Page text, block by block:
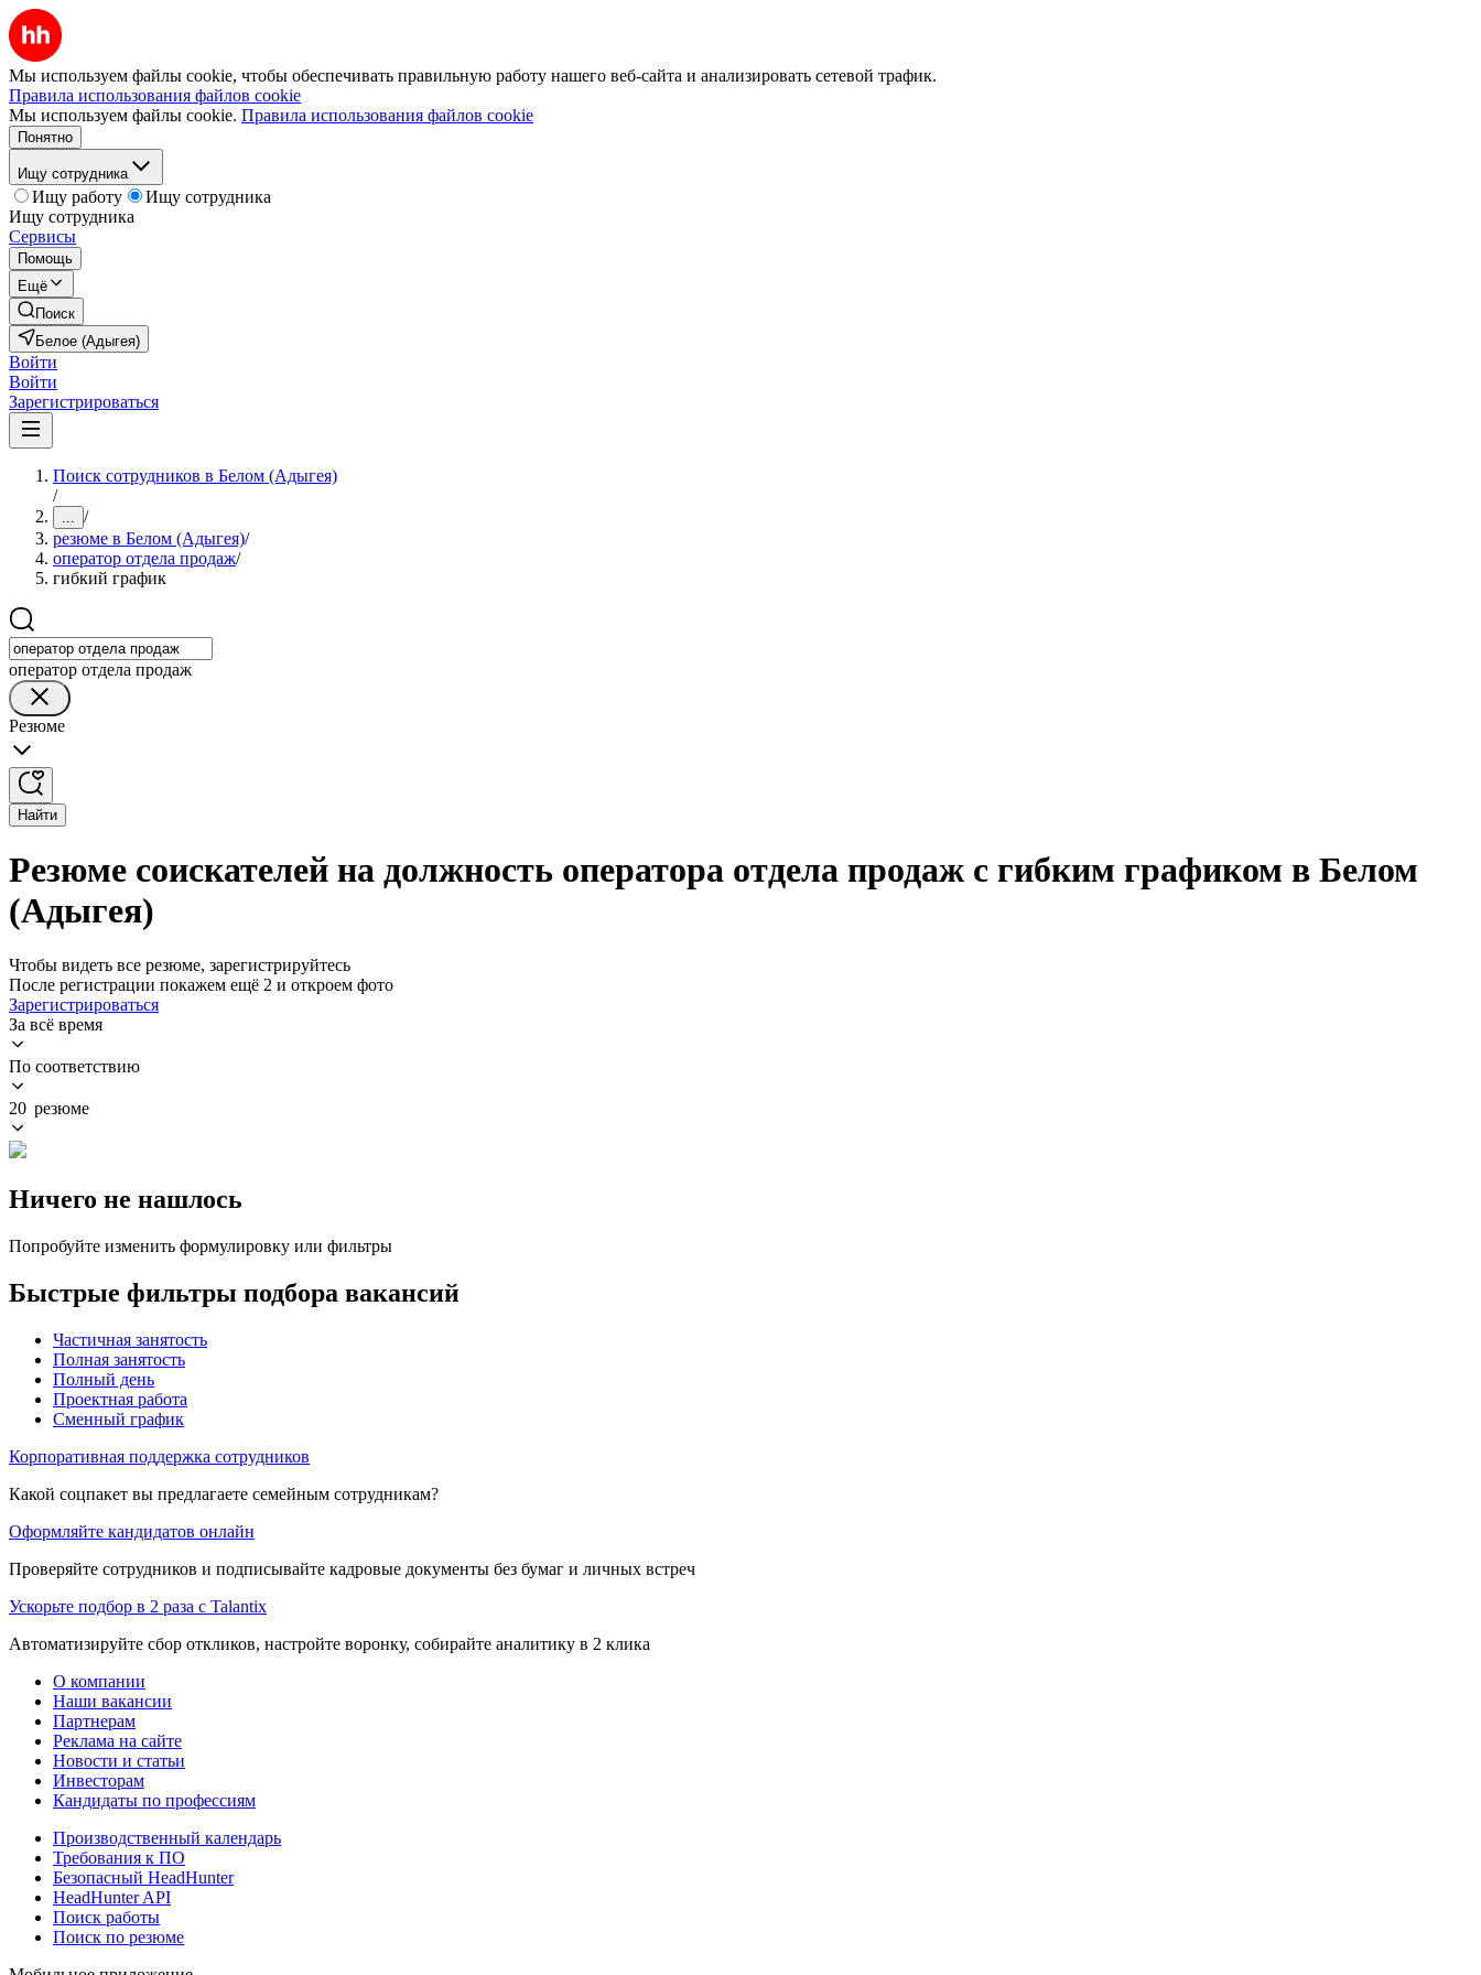
Мы используем файлы cookie, чтобы обеспечивать правильную работу нашего веб-сайта и анализировать сетевой трафик.
Правила использования файлов cookie
Мы используем файлы cookie. Правила использования файлов cookie
Понятно
Ищу сотрудника
Ищу работу
Ищу сотрудника
Ищу сотрудника
Сервисы
Помощь
Ещё
Поиск
Белое (Адыгея)
Войти
Войти
Зарегистрироваться
Поиск сотрудников в Белом (Адыгея)
/
... /
резюме в Белом (Адыгея)/
оператор отдела продаж/
гибкий график
оператор отдела продаж
Резюме
Найти
Резюме соискателей на должность оператора отдела продаж с гибким графиком в Белом
(Адыгея)
Чтобы видеть все резюме, зарегистрируйтесь
После регистрации покажем ещё 2 и откроем фото
Зарегистрироваться
За всё время
По соответствию
20 резюме
Ничего не нашлось
Попробуйте изменить формулировку или фильтры
Быстрые фильтры подбора вакансий
Частичная занятость
Полная занятость
Полный день
Проектная работа
Сменный график
Корпоративная поддержка сотрудников
Какой соцпакет вы предлагаете семейным сотрудникам?
Оформляйте кандидатов онлайн
Проверяйте сотрудников и подписывайте кадровые документы без бумаг и личных встреч
Ускорьте подбор в 2 раза с Talantix
Автоматизируйте сбор откликов, настройте воронку, собирайте аналитику в 2 клика
О компании
Наши вакансии
Партнерам
Реклама на сайте
Новости и статьи
Инвесторам
Кандидаты по профессиям
Производственный календарь
Требования к ПО
Безопасный HeadHunter
HeadHunter API
Поиск работы
Поиск по резюме